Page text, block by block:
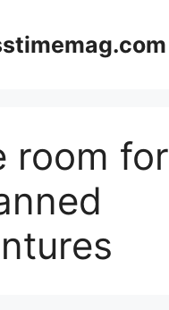
room for